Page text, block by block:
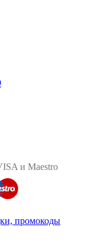
и Maestro
промокоды